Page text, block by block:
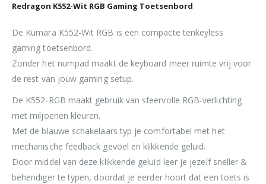
Redragon K552-Wit RGB Gaming Toetsenbord
De Kumara K552-Wit RGB is een compacte tenkeyless
gaming toetsenbord.
Zonder het numpad maakt de keyboard meer ruimte vrij voor
de rest van jouw gaming setup.
De K552-RGB maakt gebruik van sfeervolle RGB-verlichting
met miljoenen kleuren.
Met de blauwe schakelaars typ je comfortabel met het
mechanische feedback gevoel en klikkende geluid.
Door middel van deze klikkende geluid leer je jezelf sneller &
behendiger te typen, doordat je eerder hoort dat een toets is